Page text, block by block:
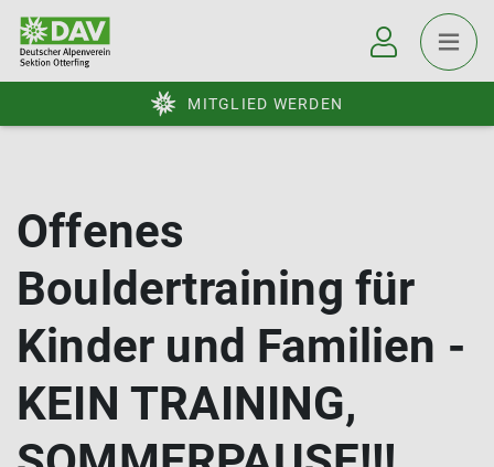
MITGLIED WERDEN
Offenes
Bouldertraining für
Kinder und Familien -
KEIN TRAINING,